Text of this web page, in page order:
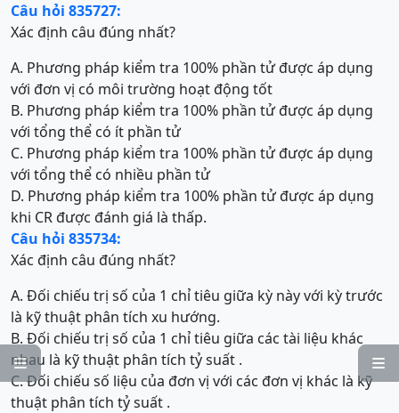


Câu hỏi 835727:
Xác định câu đúng nhất?
A. Phương pháp kiểm tra 100% phần tử được áp dụng
với đơn vị có môi trường hoạt động tốt
B. Phương pháp kiểm tra 100% phần tử được áp dụng
với tổng thể có ít phần tử
C. Phương pháp kiểm tra 100% phần tử được áp dụng
với tổng thể có nhiều phần tử
D. Phương pháp kiểm tra 100% phần tử được áp dụng
khi CR được đánh giá là thấp.
Câu hỏi 835734:
Xác định câu đúng nhất?
A. Đối chiếu trị số của 1 chỉ tiêu giữa kỳ này với kỳ trước
là kỹ thuật phân tích xu hướng.
B. Đối chiếu trị số của 1 chỉ tiêu giữa các tài liệu khác
nhau là kỹ thuật phân tích tỷ suất .
C. Đối chiếu số liệu của đơn vị với các đơn vị khác là kỹ
thuật phân tích tỷ suất .